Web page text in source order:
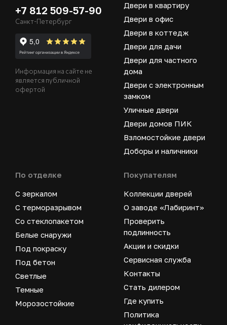
+7 812 509-57-90
Санкт-Петербург
Информация на сайте не
является публичной
офертой
Двери в квартиру
Двери в офис
Двери в коттедж
Двери для дачи
Двери для частного
дома
Двери с электронным
замком
Уличные двери
Двери домов ПИК
Взломостойкие двери
Доборы и наличники
По отделке
С зеркалом
С терморазрывом
Со стеклопакетом
Белые снаружи
Под покраску
Под бетон
Светлые
Темные
Морозостойкие
Покупателям
Коллекции дверей
О заводе «Лабиринт»
Проверить
подлинность
Акции и скидки
Сервисная служба
Контакты
Стать дилером
Где купить
Политика